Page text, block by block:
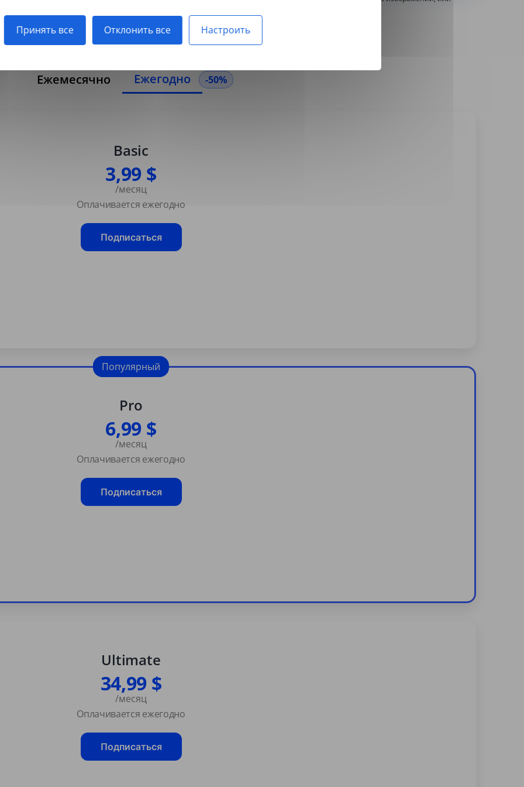
Принять все Отклонить все Настроить
Ежемесячно Ежегодно -50%
Basic
3,99 $
/месяц
Оплачивается ежегодно
Подписаться
Pro
6,99 $
/месяц
Оплачивается ежегодно
Подписаться
Популярный
Ultimate
34,99 $
/месяц
Оплачивается ежегодно
Подписаться